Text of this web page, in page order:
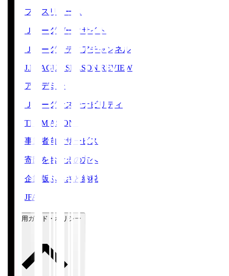
プレスリリース
Ｊリーグデータサイト
Ｊリーグメディアチャンネル
J.LEAGUE SEASON REVIEW
アカデミー
Ｊリーグサステナビリティ
TEAM AS ONE
事業者向けサービス
寄附をお考えの方へ
企業版ふるさと納税
JFA
ご利用ガイド・ポリシー